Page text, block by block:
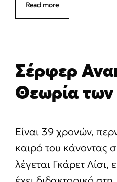
Read more
Σέρφερ
Θεωρία
Είναι 39 χρονών,
καιρό του κάνοντας
λέγεται Γκάρετ Λίσι,